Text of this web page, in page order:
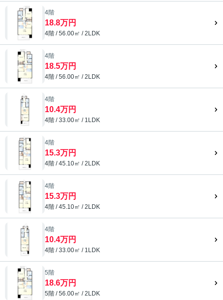
4階
18.8万円
4階 / 56.00㎡ / 2LDK
4階
18.5万円
4階 / 56.00㎡ / 2LDK
4階
10.4万円
4階 / 33.00㎡ / 1LDK
4階
15.3万円
4階 / 45.10㎡ / 2LDK
4階
15.3万円
4階 / 45.10㎡ / 2LDK
4階
10.4万円
4階 / 33.00㎡ / 1LDK
5階
18.6万円
5階 / 56.00㎡ / 2LDK